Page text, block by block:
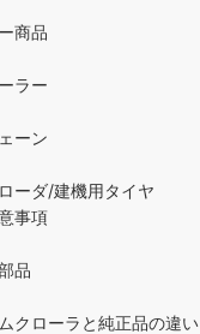
商品
ラー
ーン
ーダ/建機用タイヤ
事項
品
クローラと純正品の違い